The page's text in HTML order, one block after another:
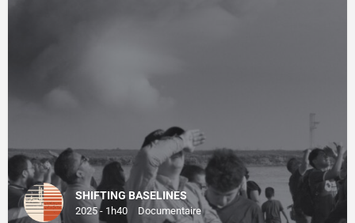
SHIFTING BASELINES
2025 - 1h40 Documentaire